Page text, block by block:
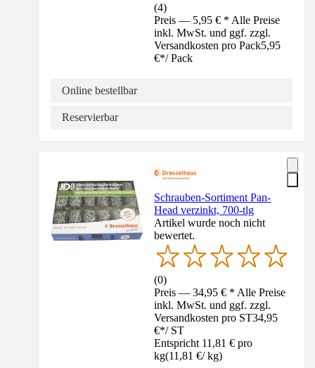
(4)
Preis — 5,95 € * Alle Preise
inkl. MwSt. und ggf. zzgl.
Versandkosten pro Pack5,95
€*/ Pack
Online bestellbar
Reservierbar
Schrauben-Sortiment Pan-
Head verzinkt, 700-tlg
Artikel wurde noch nicht
bewertet.
(0)
Preis — 34,95 € * Alle Preise
inkl. MwSt. und ggf. zzgl.
Versandkosten pro ST34,95
€*/ ST
Entspricht 11,81 € pro
kg(11,81 €/ kg)